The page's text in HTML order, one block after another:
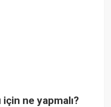
ne yapmalı?